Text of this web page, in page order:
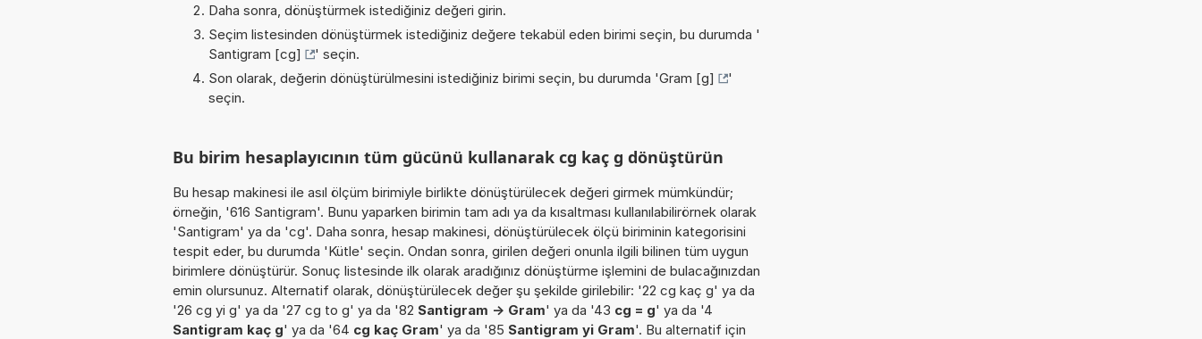
Daha sonra, dönüştürmek istediğiniz değeri girin.
Seçim listesinden dönüştürmek istediğiniz değere tekabül eden birimi seçin, bu durumda '
Santigram [cg]
' seçin.
Son olarak, değerin dönüştürülmesini istediğiniz birimi seçin, bu durumda 'Gram [g]
'
seçin.
Bu birim hesaplayıcının tüm gücünü kullanarak cg kaç g dönüştürün
Bu hesap makinesi ile asıl ölçüm birimiyle birlikte dönüştürülecek değeri girmek mümkündür;
örneğin, '616 Santigram'. Bunu yaparken birimin tam adı ya da kısaltması kullanılabilirörnek olarak
'Santigram' ya da 'cg'. Daha sonra, hesap makinesi, dönüştürülecek ölçü biriminin kategorisini
tespit eder, bu durumda 'Kütle' seçin. Ondan sonra, girilen değeri onunla ilgili bilinen tüm uygun
birimlere dönüştürür. Sonuç listesinde ilk olarak aradığınız dönüştürme işlemini de bulacağınızdan
emin olursunuz. Alternatif olarak, dönüştürülecek değer şu şekilde girilebilir: '22 cg kaç g' ya da
'26 cg yi g' ya da '27 cg to g' ya da '82 Santigram -> Gram' ya da '43 cg = g' ya da '4
Santigram kaç g' ya da '64 cg kaç Gram' ya da '85 Santigram yi Gram'. Bu alternatif için